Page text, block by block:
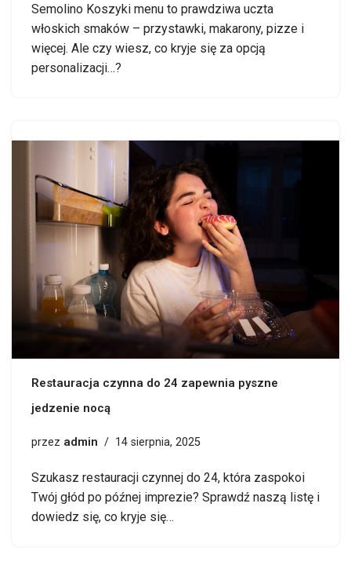
Semolino Koszyki menu to prawdziwa uczta
włoskich smaków – przystawki, makarony, pizze i
więcej. Ale czy wiesz, co kryje się za opcją
personalizacji…?
Restauracja czynna do 24 zapewnia pyszne
jedzenie nocą
przez admin 14 sierpnia, 2025
Szukasz restauracji czynnej do 24, która zaspokoi
Twój głód po późnej imprezie? Sprawdź naszą listę i
dowiedz się, co kryje się…